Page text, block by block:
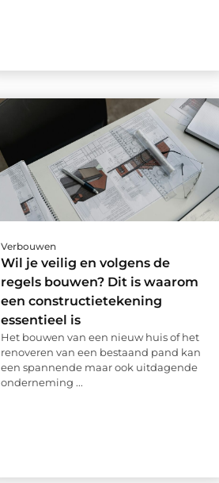
Verbouwen
Wil je veilig en volgens de
regels bouwen? Dit is waarom
een constructietekening
essentieel is
Het bouwen van een nieuw huis of het
renoveren van een bestaand pand kan
een spannende maar ook uitdagende
onderneming ...